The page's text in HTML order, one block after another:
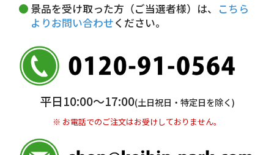
銀行振込(前払い)
普通 7263489
＜口座名＞ カ）ディースタイル
※ 振込み手数料お客様ご負担。
景品を受け取った方（ご当選者様）は、
こちら
よりお問い合わせください。
平日10:00〜17:00(土日祝日・特定日を除く)
※ お電話でのご注文はお受けしておりません。